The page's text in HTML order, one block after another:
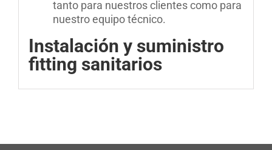
tanto para nuestros clientes como para
nuestro equipo técnico.
Instalación y suministro
fitting sanitarios